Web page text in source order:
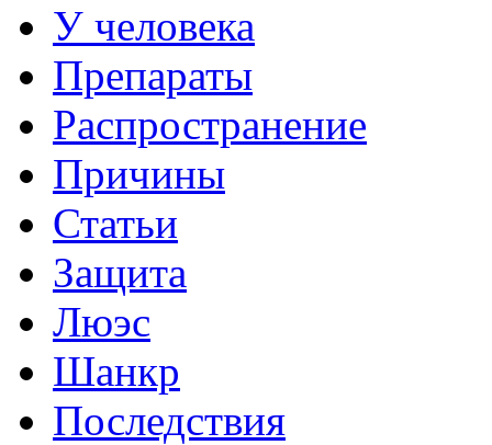
У человека
Препараты
Распространение
Причины
Статьи
Защита
Люэс
Шанкр
Последствия